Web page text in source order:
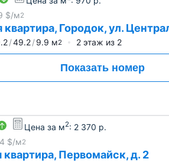
$/м2
Городок, ул.
49.2 9.9 м2 2 этаж из 2
Показать номер
Цена за м2: 2 370 р.
$/м2
Первомайск, д. 2